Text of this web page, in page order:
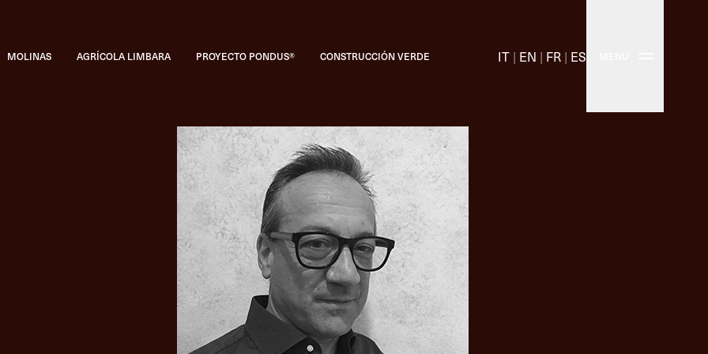
TAPONES INNOVADORESTapones técnicos
TAPONES CLÁSICOS Tapones tradicionales
CATÁLOGO COMPLETOTodos los tapones Molinas
MOLINAS AGRÍCOLA LIMBARA PROYECTO PONDUS® CONSTRUCCIÓN VERDE IT | EN | FR | ES